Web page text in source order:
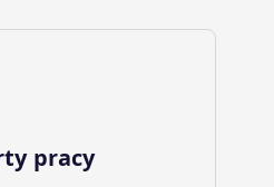
pracy